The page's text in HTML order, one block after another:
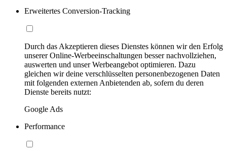
Erweitertes Conversion-Tracking
Durch das Akzeptieren dieses Dienstes können wir den Erfolg
unserer Online-Werbeeinschaltungen besser nachvollziehen,
auswerten und unser Werbeangebot optimieren. Dazu
gleichen wir deine verschlüsselten personenbezogenen Daten
mit folgenden externen Anbietenden ab, sofern du deren
Dienste bereits nutzt:
Google Ads
Performance